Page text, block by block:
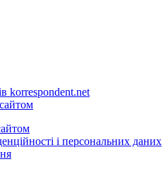
korrespondent.net
і персональних даних